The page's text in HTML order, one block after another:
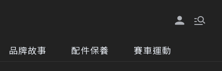
品牌故事 配件保養 賽車運動